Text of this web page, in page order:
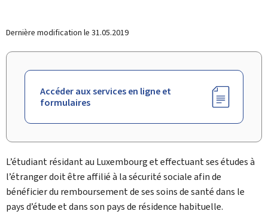
Dernière modification le 31.05.2019
Accéder aux services en ligne et
formulaires
L’étudiant résidant au Luxembourg et effectuant ses études à
l’étranger doit être affilié à la sécurité sociale afin de
bénéficier du remboursement de ses soins de santé dans le
pays d’étude et dans son pays de résidence habituelle.